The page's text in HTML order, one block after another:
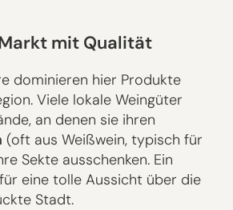
mit Qualität
dominieren hier Produkte
Viele lokale Weingüter
an denen sie ihren
(oft aus Weißwein, typisch für
Sekte ausschenken. Ein
eine tolle Aussicht über die
Stadt.